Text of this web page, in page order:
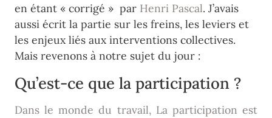
en étant « corrigé » par Henri Pascal. J’avais
aussi écrit la partie sur les freins, les leviers et
les enjeux liés aux interventions collectives.
Mais revenons à notre sujet du jour :
Qu’est-ce que la participation ?
Dans le monde du travail, La participation est